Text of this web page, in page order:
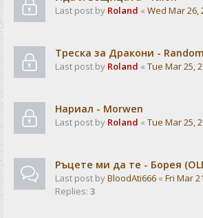
Last post by Roland « Wed Mar 26,
Треска за Дракони - Random
Last post by Roland « Tue Mar 25,
Нариал - Morwen
Last post by Roland « Tue Mar 25,
Ръцете ми да те - Борея
Last post byBloodAti666 « Fri Mar
Replies: 3